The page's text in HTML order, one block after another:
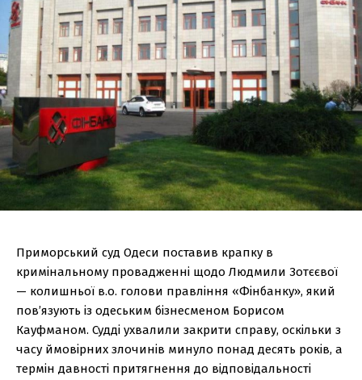
Приморський суд Одеси поставив крапку в
кримінальному провадженні щодо Людмили Зотєєвої
— колишньої в.о. голови правління «Фінбанку», який
пов’язують із одеським бізнесменом Борисом
Кауфманом. Судді ухвалили закрити справу, оскільки з
часу ймовірних злочинів минуло понад десять років, а
термін давності притягнення до відповідальності